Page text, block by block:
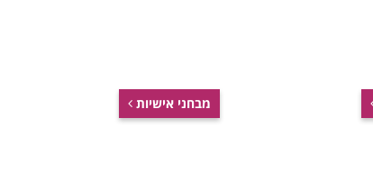
מבחני אישיות